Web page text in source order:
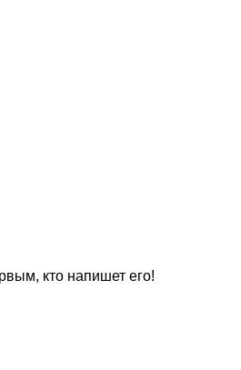
кто напишет его!